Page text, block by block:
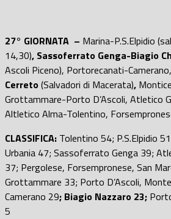
27° GIORNATA – Marina-P.S.Elpidio
14,30), Sassoferrato Genga-Biagio
Ascoli Piceno), Portorecanati-Camerano,
Cerreto(Salvadori di Macerata),
Grottammare-Porto D’Ascoli, Atletico
Altletico Alma-Tolentino,
CLASSIFICA: Tolentino 54; P.S.Elpidio
Urbania 47; Sassoferrato Genga 39;
37; Pergolese, Forsempronese, San
Grottammare 33; Porto D’Ascoli,
Camerano 29; Biagio Nazzaro 23;
5